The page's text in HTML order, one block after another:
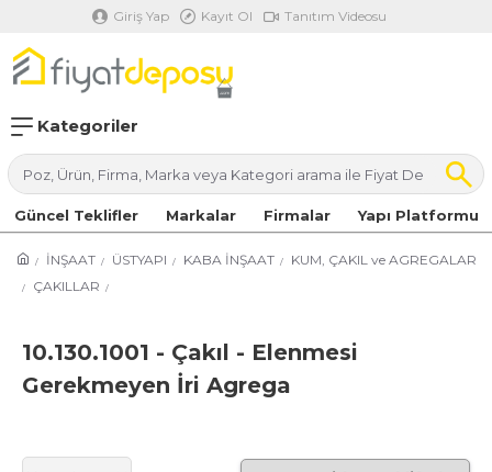
Giriş Yap Kayıt Ol Tanıtım Videosu
Kategoriler
Güncel Teklifler Markalar Firmalar Yapı Platformu
İNŞAAT ÜSTYAPI KABA İNŞAAT
KUM, ÇAKIL ve AGREGALAR
ÇAKILLAR
10.130.1001 - Çakıl - Elenmesi
Gerekmeyen İri Agrega